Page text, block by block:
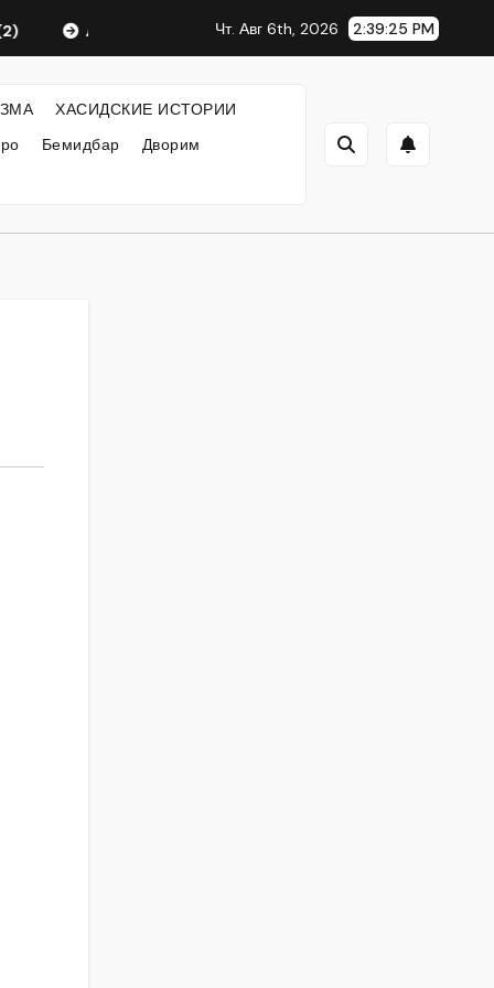
Любавический Ребе ФИЛОСОФИЯ ХАСИДИЗМА
Чт. Авг 6th, 2026 2:39:25 PM
ХАСИДСКИЕ ИСТОРИИ
Бемидбар Дворим